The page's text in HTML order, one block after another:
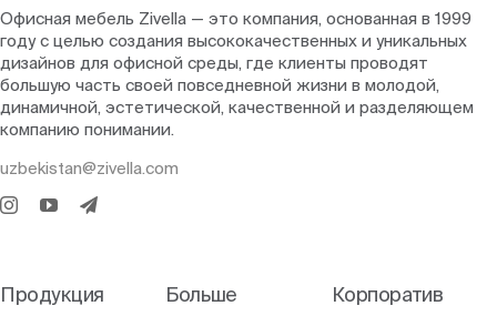
Офисная мебель Zivella — это компания, основанная в 1999
году с целью создания высококачественных и уникальных
дизайнов для офисной среды, где клиенты проводят
большую часть своей повседневной жизни в молодой,
динамичной, эстетической, качественной и разделяющем
компанию понимании.
uzbekistan@zivella.com
Продукция Больше Корпоратив